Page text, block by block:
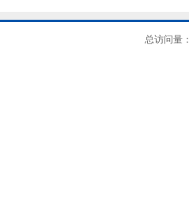
总访问量：